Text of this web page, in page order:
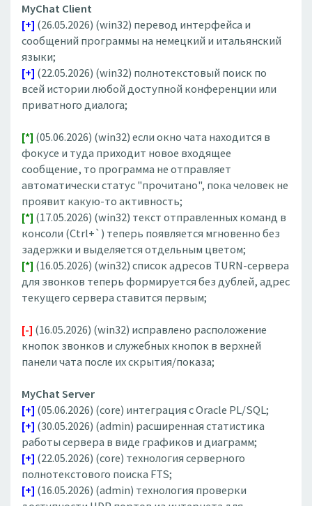
MyChat Client
[+] (26.05.2026) (win32) перевод интерфейса и
сообщений программы на немецкий и итальянский
языки;
[+] (22.05.2026) (win32) полнотекстовый поиск по
всей истории любой доступной конференции или
приватного диалога;
[*] (05.06.2026) (win32) если окно чата находится в
фокусе и туда приходит новое входящее
сообщение, то программа не отправляет
автоматически статус "прочитано", пока человек не
проявит какую-то активность;
[*] (17.05.2026) (win32) текст отправленных команд в
консоли (Ctrl+`) теперь появляется мгновенно без
задержки и выделяется отдельным цветом;
[*] (16.05.2026) (win32) список адресов TURN-сервера
для звонков теперь формируется без дублей, адрес
текущего сервера ставится первым;
[-] (16.05.2026) (win32) исправлено расположение
кнопок звонков и служебных кнопок в верхней
панели чата после их скрытия/показа;
MyChat Server
[+] (05.06.2026) (core) интеграция с Oracle PL/SQL;
[+] (30.05.2026) (admin) расширенная статистика
работы сервера в виде графиков и диаграмм;
[+] (22.05.2026) (core) технология серверного
полнотекстового поиска FTS;
[+] (16.05.2026) (admin) технология проверки